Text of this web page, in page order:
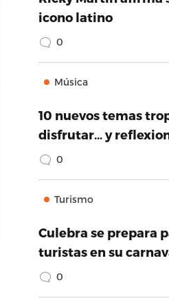
icono latino
0
Música
10 nuevos temas
disfrutar… y
0
Turismo
Culebra se prepara
turistas en su
0